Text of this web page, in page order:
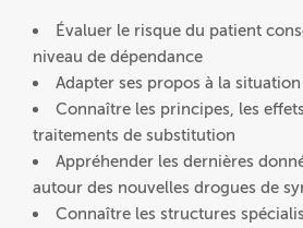
Évaluer le risque du patient
niveau de dépendance
Adapter ses propos à la
Connaître les principes, les
traitements de substitution
Appréhender les dernières
autour des nouvelles drogues de
Connaître les structures